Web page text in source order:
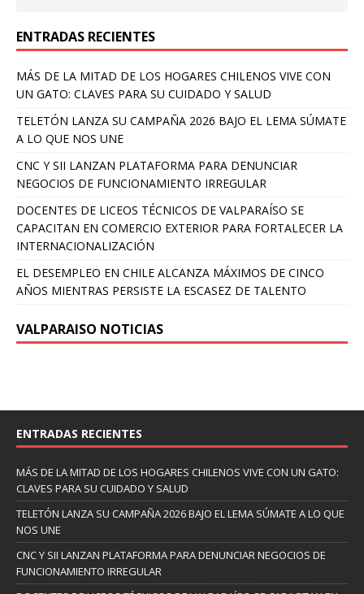
ENTRADAS RECIENTES
MÁS DE LA MITAD DE LOS HOGARES CHILENOS VIVE CON
UN GATO: CLAVES PARA SU CUIDADO Y SALUD
TELETÓN LANZA SU CAMPAÑA 2026 BAJO EL LEMA SÚMATE
A LO QUE NOS UNE
CNC Y SII LANZAN PLATAFORMA PARA DENUNCIAR
NEGOCIOS DE FUNCIONAMIENTO IRREGULAR
DOCENTES DE LICEOS TÉCNICOS DE VALPARAÍSO SE
CAPACITAN EN COMERCIO EXTERIOR PARA FORTALECER LA
INTERNACIONALIZACIÓN
EL DESEMPLEO EN CHILE ALCANZA MÁXIMOS DE CINCO
AÑOS MIENTRAS PERSISTE LA ESCASEZ DE TALENTO
VALPARAISO NOTICIAS
ENTRADAS RECIENTES
MÁS DE LA MITAD DE LOS HOGARES CHILENOS VIVE CON UN GATO:
CLAVES PARA SU CUIDADO Y SALUD
TELETÓN LANZA SU CAMPAÑA 2026 BAJO EL LEMA SÚMATE A LO QUE
NOS UNE
CNC Y SII LANZAN PLATAFORMA PARA DENUNCIAR NEGOCIOS DE
FUNCIONAMIENTO IRREGULAR